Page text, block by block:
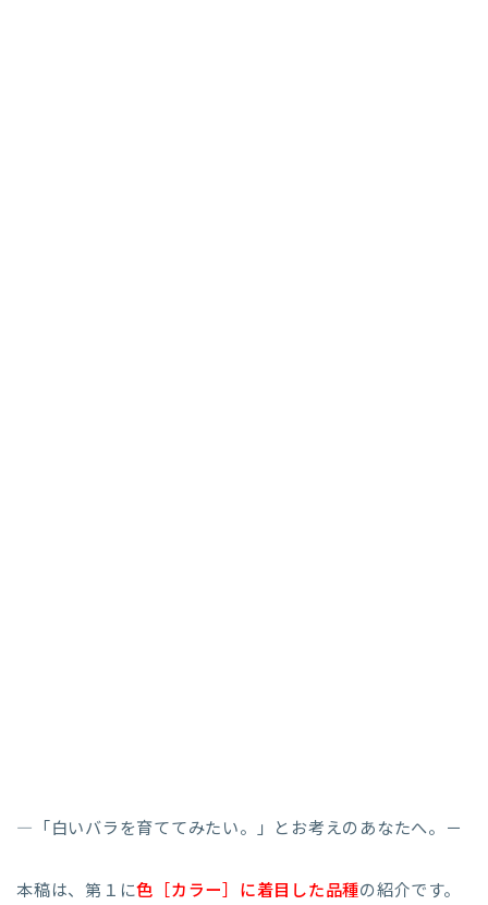
―「白いバラを育ててみたい。」とお考えのあなたへ。－
本稿は、第１に色［カラー］に着目した品種の紹介です。